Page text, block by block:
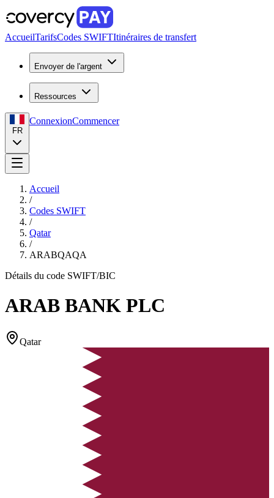
AccueilTarifsCodes SWIFTItinéraires de transfert
Envoyer de l'argent
Ressources
FR
ConnexionCommencer
Accueil
/
Codes SWIFT
/
Qatar
/
ARABQAQA
Détails du code SWIFT/BIC
ARAB BANK PLC
Qatar